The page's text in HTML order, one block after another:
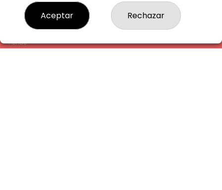
Contacto
Empresas
Peñas
Aceptar Rechazar